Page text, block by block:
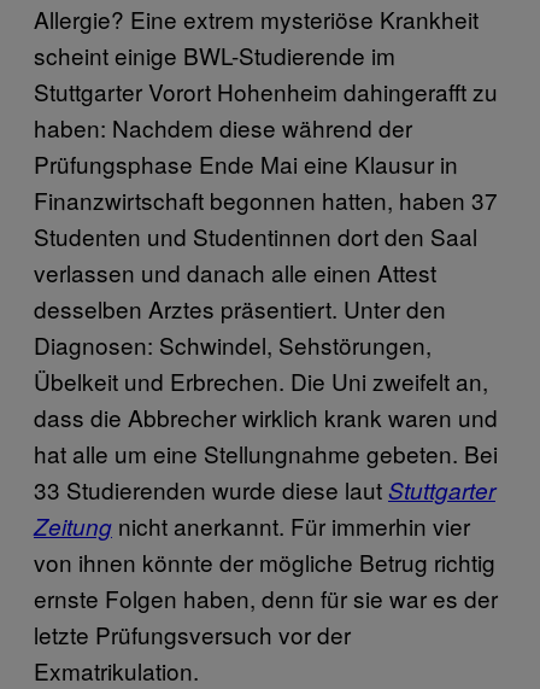
Allergie? Eine extrem mysteriöse Krankheit
scheint einige BWL-Studierende im
Stuttgarter Vorort Hohenheim dahingerafft zu
haben: Nachdem diese während der
Prüfungsphase Ende Mai eine Klausur in
Finanzwirtschaft begonnen hatten, haben 37
Studenten und Studentinnen dort den Saal
verlassen und danach alle einen Attest
desselben Arztes präsentiert. Unter den
Diagnosen: Schwindel, Sehstörungen,
Übelkeit und Erbrechen. Die Uni zweifelt an,
dass die Abbrecher wirklich krank waren und
hat alle um eine Stellungnahme gebeten. Bei
33 Studierenden wurde diese lautStuttgarter
Zeitung nicht anerkannt. Für immerhin vier
von ihnen könnte der mögliche Betrug richtig
ernste Folgen haben, denn für sie war es der
letzte Prüfungsversuch vor der
Exmatrikulation.